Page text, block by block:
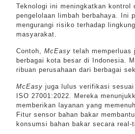
Teknologi ini meningkatkan kontrol
pengelolaan limbah berbahaya. Ini
mengurangi risiko terhadap
masyarakat.
Contoh, McEasy telah memperluas
berbagai kota besar di Indonesia.
ribuan perusahaan dari berbagai
McEasy juga lulus verifikasi sesuai
ISO 27001:2022. Mereka
memberikan layanan yang
Fitur sensor bahan bakar
konsumsi bahan bakar secara real-